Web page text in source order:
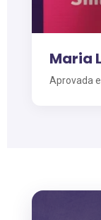
Maria
Aprovada